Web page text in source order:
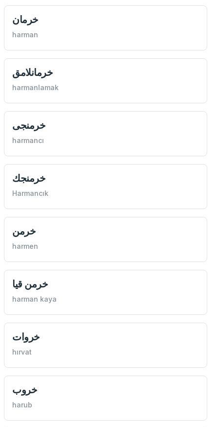
خرمان
harman
خرمانلامق
harmanlamak
خرمنجی
harmancı
خرمنجك
Harmancık
خرمن
harmen
خرمن قيا
harman kaya
خروات
hırvat
خروب
harub